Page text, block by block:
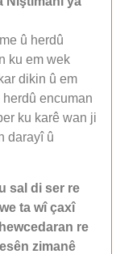
û herdû
ku em wek
dikin û em
encuman
ku karê wan ji
darayî û
sal di ser re
ta wî çaxî
re
zimanê